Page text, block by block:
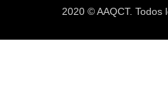
2020 © AAQCT.